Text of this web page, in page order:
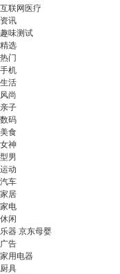
互联网医疗
资讯
趣味测试
精选
热门
手机
生活
风尚
亲子
数码
美食
女神
型男
运动
汽车
家居
家电
休闲
乐器 京东母婴
广告
家用电器
厨具